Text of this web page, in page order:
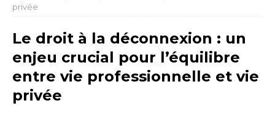
privée
Le droit à la déconnexion : un
enjeu crucial pour l’équilibre
entre vie professionnelle et vie
privée